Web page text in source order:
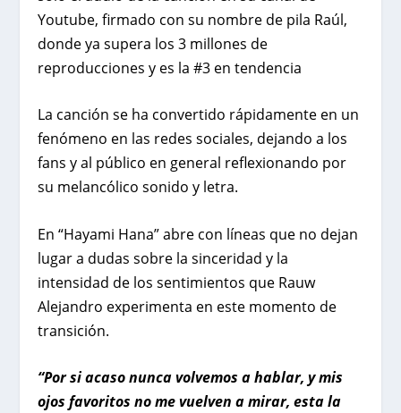
Youtube, firmado con su nombre de pila Raúl,
donde ya supera los 3 millones de
reproducciones y es la #3 en tendencia
La canción se ha convertido rápidamente en un
fenómeno en las redes sociales, dejando a los
fans y al público en general reflexionando por
su melancólico sonido y letra.
En “Hayami Hana” abre con líneas que no dejan
lugar a dudas sobre la sinceridad y la
intensidad de los sentimientos que Rauw
Alejandro experimenta en este momento de
transición.
“Por si acaso nunca volvemos a hablar, y mis
ojos favoritos no me vuelven a mirar, esta la